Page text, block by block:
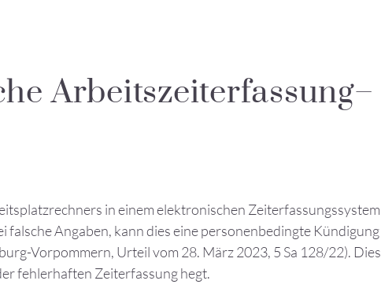
Arbeitszeiterfassung–
in einem elektronischen Zeiterfassungssystem
Angaben, kann dies eine personenbedingte Kündigung
Vorpommern, Urteil vom 28. März 2023, 5 Sa 128/22). Dies
fehlerhaften Zeiterfassung hegt.